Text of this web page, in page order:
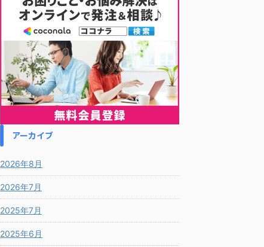
アーカイブ
2026年8月
2026年7月
2025年7月
2025年6月